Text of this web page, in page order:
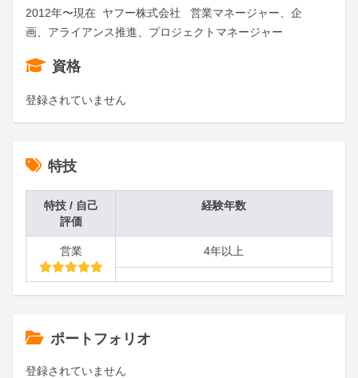
2012年〜現在  ヤフー株式会社   営業マネージャー、企
画、アライアンス推進、プロジェクトマネージャー
資格
登録されていません
特技
特技 / 自己
評価
経験年数
営業 4年以上
ポートフォリオ
登録されていません